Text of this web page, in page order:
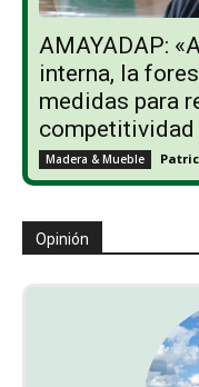
AMAYADAP:
interna, la
medidas para
competitividad
Madera & Mueble
Opinión